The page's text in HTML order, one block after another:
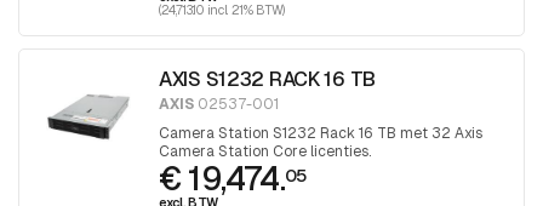
(24,713.10 incl. 21% BTW)
AXIS S1232 RACK 16 TB
AXIS 02537-001
Camera Station S1232 Rack 16 TB met 32 Axis
Camera Station Core licenties.
€ 19,474.05
excl. BTW